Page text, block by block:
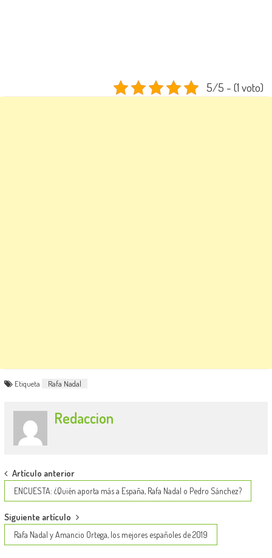
5/5 - (1 voto)
Etiqueta Rafa Nadal
Redaccion
Post
navigation
Artículo anterior
ENCUESTA: ¿Quién aporta más a España, Rafa Nadal o Pedro Sánchez?
Siguiente artículo
Rafa Nadal y Amancio Ortega, los mejores españoles de 2019